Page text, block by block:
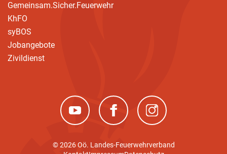
Gemeinsam.Sicher.Feuerwehr
KhFO
syBOS
Jobangebote
Zivildienst
(neues Fenster)(neues Fenster)(neues Fenster)
© 2026 Oö. Landes-Feuerwehrverband